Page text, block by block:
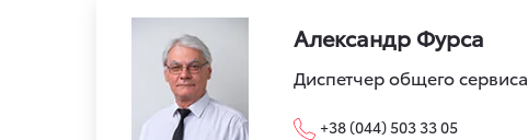
Александр Фурса
Диспетчер общего сервиса
+38 (044) 503 33 05